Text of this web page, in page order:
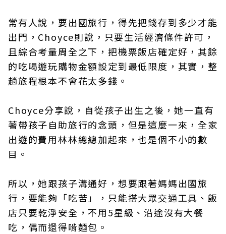
常有人說，要出國旅行，得先把錢存到多少才能
出門，Choyce則說，只要生活經濟條件許可，
且綜合考量周全之下，把機票飯店確定好，其餘
的吃喝遊玩購物金額設定到最低限度，其實，整
趟旅程根本不會花太多錢。
Choyce分享說，自從孩子出生之後，她一直有
著帶孩子自助旅行的念頭，但是這麼一來，全家
出遊的費用林林總總加起來，也是個不小的數
目。
所以，她跟孩子溝通好，想要跟著媽媽出國旅
行，要能夠「吃苦」，只能搭大眾交通工具、飯
店只要乾淨安全，不用5星級、沿途沒有大餐
吃，偶而還得啃麵包。